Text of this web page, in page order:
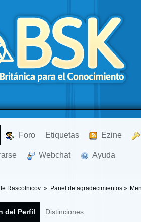
Foro Etiquetas Ezine
Webchat Ayuda
Rascolnicov » Panel de agradecimientos»
del Perfil Distinciones